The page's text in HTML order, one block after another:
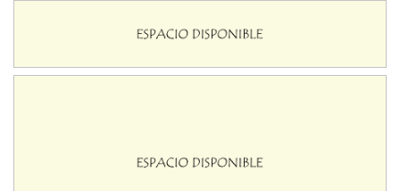
COBERTURA ESPECIAL DE E-KART.COM.AR